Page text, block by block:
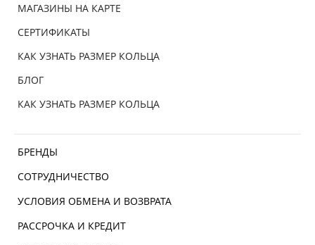
МАГАЗИНЫ НА КАРТЕ
СЕРТИФИКАТЫ
КАК УЗНАТЬ РАЗМЕР КОЛЬЦА
БЛОГ
КАК УЗНАТЬ РАЗМЕР КОЛЬЦА
БРЕНДЫ
СОТРУДНИЧЕСТВО
УСЛОВИЯ ОБМЕНА И ВОЗВРАТА
РАССРОЧКА И КРЕДИТ